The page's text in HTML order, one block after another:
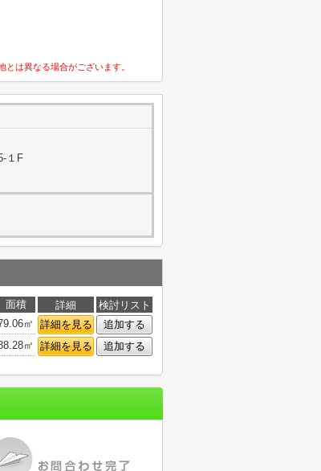
は異なる場合がございます。
１F
面積 詳細
検討リスト
㎡ 詳細を見る
追加する
㎡ 詳細を見る 追加する